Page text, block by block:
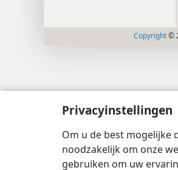
Privacyinstellingen
Om u de best mogelijke
noodzakelijk om onze
gebruiken om uw
Copyright©